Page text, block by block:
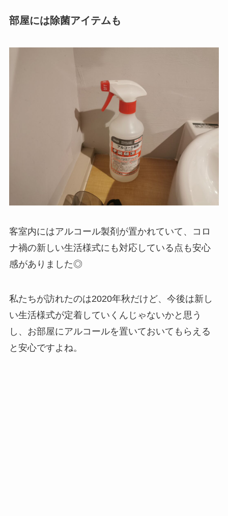
部屋には除菌アイテムも
客室内にはアルコール製剤が置かれていて、コロ
ナ禍の新しい生活様式にも対応している点も安心
感がありました◎
私たちが訪れたのは2020年秋だけど、今後は新し
い生活様式が定着していくんじゃないかと思う
し、お部屋にアルコールを置いておいてもらえる
と安心ですよね。